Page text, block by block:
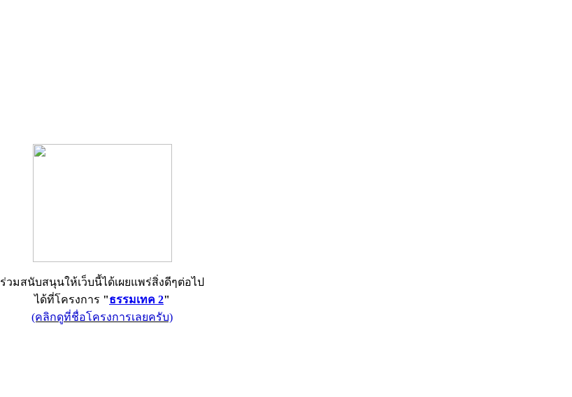
ร่วมสนับสนุนให้เว็บนี้ได้เผยแพร่สิ่งดีๆต่อไป
ได้ที่โครงการ "ธรรมเทค 2"
(คลิกดูที่ชื่อโครงการเลยครับ)